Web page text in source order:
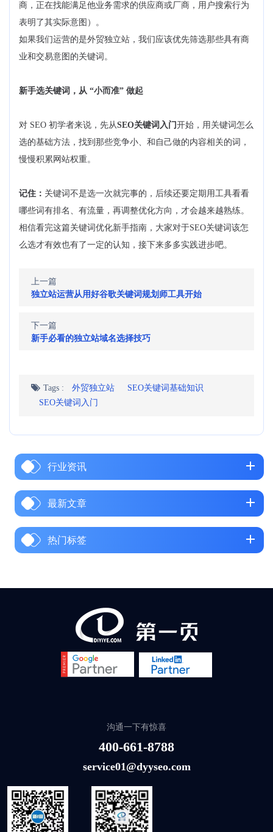
商，正在找能满足他业务需求的供应商或厂商，用户搜索行为
表明了其实际意图）。
如果我们运营的是外贸独立站，我们应该优先筛选那些具有商
业和交易意图的关键词。
新手选关键词，从 “小而准” 做起
对 SEO 初学者来说，先从SEO关键词入门开始，用关键词怎么
选的基础方法，找到那些竞争小、和自己做的内容相关的词，
慢慢积累网站权重。
记住： 关键词不是选一次就完事的，后续还要定期用工具看看
哪些词有排名、有流量，再调整优化方向，才会越来越熟练。
相信看完这篇关键词优化新手指南，大家对于SEO关键词该怎
么选才有效也有了一定的认知，接下来多多实践进步吧。
上一篇
独立站运营从用好谷歌关键词规划师工具开始
下一篇
新手必看的独立站域名选择技巧
Tags : 外贸独立站
SEO关键词基础知识
SEO关键词入门
行业资讯
最新文章
热门标签
沟通一下有惊喜
400-661-8788
service01@dyyseo.com